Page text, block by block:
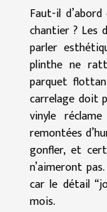
Faut-il
chantier ? Les
parler
plinthe ne
parquet
carrelage doit
vinyle
remontées
gonfler, et
n’aimeront
car le détail
mois.